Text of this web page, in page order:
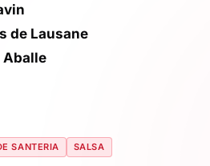
de Lausane
Aballe
SANTERIA SALSA